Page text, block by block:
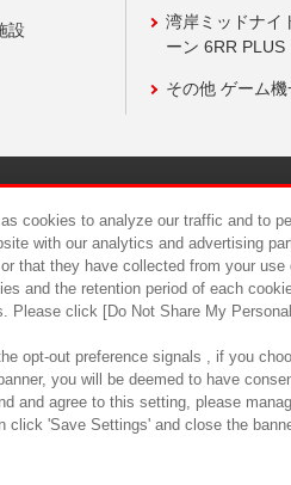
設
湾岸ミッドナイ
ーン 6RR PLUS
その他 ゲーム
食品のご提供について
cookies to analyze our traffic and to
with our analytics and advertising
that they have collected from your
and the retention period of each
Please click [Do Not Share My
opt-out preference signals , if you
you will be deemed to have
and agree to this setting, please
click 'Save Settings' and close the